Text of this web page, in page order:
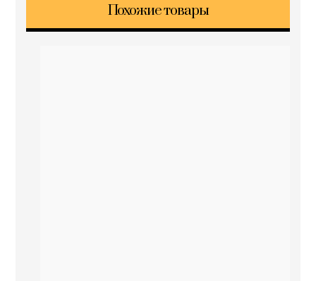
Похожие товары